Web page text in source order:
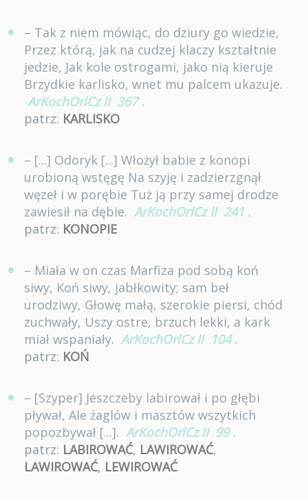
– Tak z niem mówiąc, do dziury go wiedzie,
Przez którą, jak na cudzej klaczy kształtnie
jedzie, Jak kole ostrogami, jako nią kieruje
Brzydkie karlisko, wnet mu palcem ukazuje.
ArKochOrlCz II 367 .
patrz: KARLISKO
– [...] Odoryk [...] Włożył babie z konopi
urobioną wstęgę Na szyję i zadzierzgnął
węzeł i w porębie Tuż ją przy samej drodze
zawiesił na dębie. ArKochOrlCz II 241 .
patrz: KONOPIE
– Miała w on czas Marfiza pod sobą koń
siwy, Koń siwy, jabłkowity; sam beł
urodziwy, Głowę małą, szerokie piersi, chód
zuchwały, Uszy ostre, brzuch lekki, a kark
miał wspaniały. ArKochOrlCz II 104 .
patrz: KOŃ
– [Szyper] Jeszczeby labirował i po głębi
pływał, Ale żaglów i masztów wszytkich
popozbywał [...]. ArKochOrlCz II 99 .
patrz: LABIROWAĆ, LAWIROWAĆ,
LAWIROWAĆ, LEWIROWAĆ